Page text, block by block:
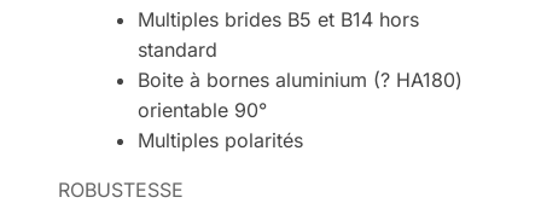
Multiples brides B5 et B14 hors
standard
Boite à bornes aluminium (? HA180)
orientable 90°
Multiples polarités
ROBUSTESSE